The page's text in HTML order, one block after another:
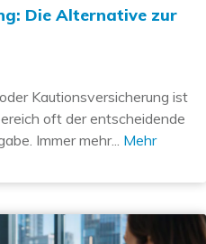
Die Alternative zur
Kautionsversicherung ist
oft der entscheidende
Immer mehr... Mehr